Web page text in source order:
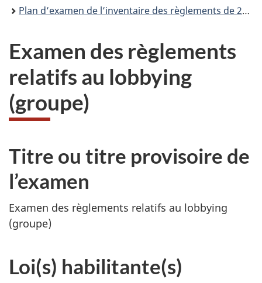
Plan d’examen de l’inventaire des règlements de 2022 à 2032, Secrétariat du Conseil du Trésor du Canada
Examen des règlements
relatifs au lobbying
(groupe)
Titre ou titre provisoire de
l’examen
Examen des règlements relatifs au lobbying
(groupe)
Loi(s) habilitante(s)